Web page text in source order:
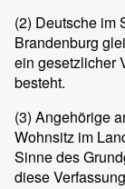
(2) Deutsche im
Brandenburg
ein gesetzlicher
besteht.
(3) Angehörige
Wohnsitz im
Sinne des
diese